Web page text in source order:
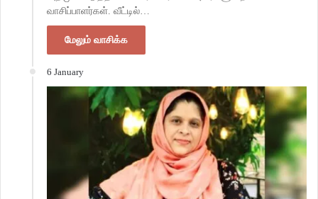
வாசிப்பாளர்கள். வீட்டில்…
மேலும் வாசிக்க
6 January